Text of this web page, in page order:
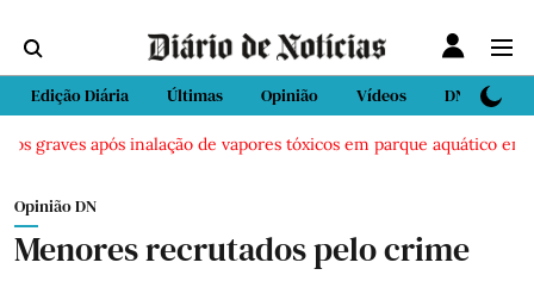
Edição Diária Últimas Opinião Vídeos DN Sport
graves após inalação de vapores tóxicos em parque aquático em
Opinião DN
Menores recrutados pelo crime